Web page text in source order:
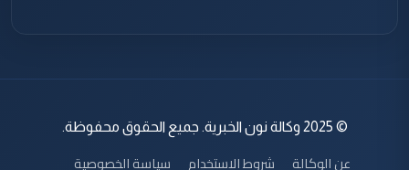
© 2025 وكالة نون الخبرية. جميع الحقوق محفوظة.
عن الوكالة شروط الاستخدام سياسة الخصوصية